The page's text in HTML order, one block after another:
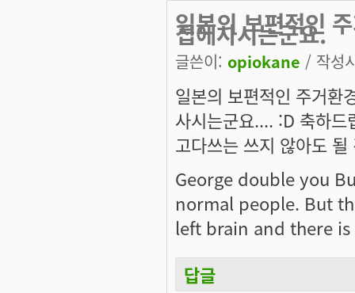
일본의 보편적인
집에사시는군요.
글쓴이: opiokane / 작성
일본의 보편적인 주거환
사시는군요.... :D 축하드
고다쓰는 쓰지 않아도
George double you
normal people. But
left brain and there
답글